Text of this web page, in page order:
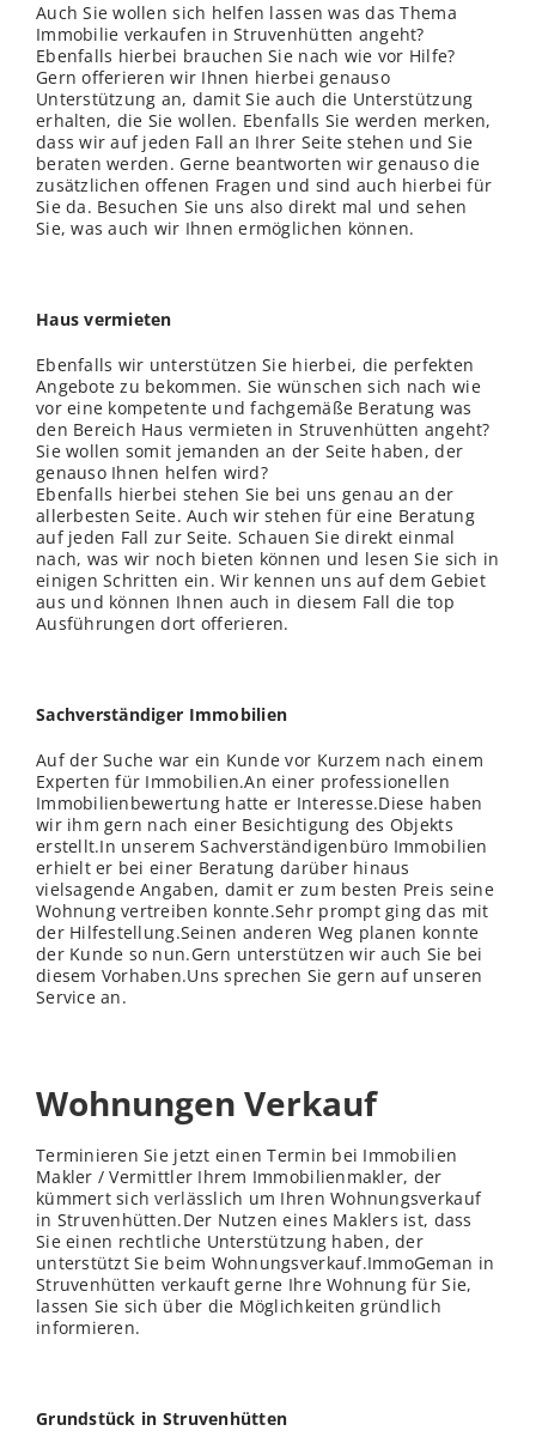
Auch Sie wollen sich helfen lassen was das Thema
Immobilie verkaufen in Struvenhütten angeht?
Ebenfalls hierbei brauchen Sie nach wie vor Hilfe?
Gern offerieren wir Ihnen hierbei genauso
Unterstützung an, damit Sie auch die Unterstützung
erhalten, die Sie wollen. Ebenfalls Sie werden merken,
dass wir auf jeden Fall an Ihrer Seite stehen und Sie
beraten werden. Gerne beantworten wir genauso die
zusätzlichen offenen Fragen und sind auch hierbei für
Sie da. Besuchen Sie uns also direkt mal und sehen
Sie, was auch wir Ihnen ermöglichen können.
Haus vermieten
Ebenfalls wir unterstützen Sie hierbei, die perfekten
Angebote zu bekommen. Sie wünschen sich nach wie
vor eine kompetente und fachgemäße Beratung was
den Bereich Haus vermieten in Struvenhütten angeht?
Sie wollen somit jemanden an der Seite haben, der
genauso Ihnen helfen wird?
Ebenfalls hierbei stehen Sie bei uns genau an der
allerbesten Seite. Auch wir stehen für eine Beratung
auf jeden Fall zur Seite. Schauen Sie direkt einmal
nach, was wir noch bieten können und lesen Sie sich in
einigen Schritten ein. Wir kennen uns auf dem Gebiet
aus und können Ihnen auch in diesem Fall die top
Ausführungen dort offerieren.
Sachverständiger Immobilien
Auf der Suche war ein Kunde vor Kurzem nach einem
Experten für Immobilien.An einer professionellen
Immobilienbewertung hatte er Interesse.Diese haben
wir ihm gern nach einer Besichtigung des Objekts
erstellt.In unserem Sachverständigenbüro Immobilien
erhielt er bei einer Beratung darüber hinaus
vielsagende Angaben, damit er zum besten Preis seine
Wohnung vertreiben konnte.Sehr prompt ging das mit
der Hilfestellung.Seinen anderen Weg planen konnte
der Kunde so nun.Gern unterstützen wir auch Sie bei
diesem Vorhaben.Uns sprechen Sie gern auf unseren
Service an.
Wohnungen Verkauf
Terminieren Sie jetzt einen Termin bei Immobilien
Makler / Vermittler Ihrem Immobilienmakler, der
kümmert sichverlässlich um Ihren Wohnungsverkauf
in Struvenhütten.Der Nutzen eines Maklers ist, dass
Sie einen rechtliche Unterstützung haben, der
unterstützt Sie beim Wohnungsverkauf.ImmoGeman in
Struvenhütten verkauft gerne Ihre Wohnung für Sie,
lassen Sie sich über die Möglichkeiten gründlich
informieren.
Grundstück in Struvenhütten